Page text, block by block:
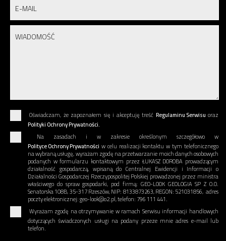
Oświadczam, że zapoznałem się i akceptuję treść Regulaminu Serwisu oraz
Polityki Ochrony Prywatności.
Na zasadach i w zakresie określonym szczegółowo w
Polityce Ochrony Prywatności w celu realizacji kontaktu w tym telefonicznego
na wybraną usługę, wyrażam zgodę na przetwarzanie moich danych osobowych
podanych w formularzu kontaktowym przez ŁUKASZ DOROBA prowadzącym
działalność gospodarczą, wpisaną do Centralnej Ewidencji i Informacji o
Działalności Gospodarczej Rzeczypospolitej Polskiej prowadzonej przez ministra
właściwego do spraw gospodarki, pod firmą: GEO-LOOK GEOLOGIA SP Z O.O.
Senatorska 108B, 35-317 Rzeszów, NIP: 8133873263, REGON: 521031856, adres
poczty elektronicznej: geo-look@o2.pl, telefon: 796 111 441.
Wyrażam zgodę na otrzymywanie w ramach Serwisu informacji handlowych
dotyczących świadczonych usługi na podany przeze mnie adres e-mail lub
telefon.